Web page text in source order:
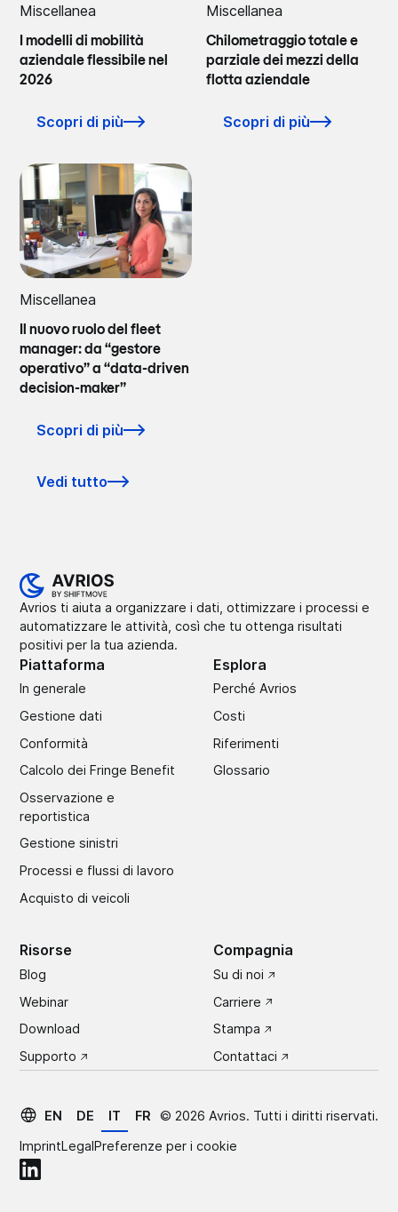
Miscellanea
I modelli di mobilità
aziendale flessibile nel
2026
Scopri di più
Miscellanea
Chilometraggio totale e
parziale dei mezzi della
flotta aziendale
Scopri di più
Miscellanea
Il nuovo ruolo del fleet
manager: da “gestore
operativo” a “data-driven
decision-maker”
Scopri di più
Vedi tutto
Avrios ti aiuta a organizzare i dati, ottimizzare i processi e
automatizzare le attività, così che tu ottenga risultati
positivi per la tua azienda.
Piattaforma
In generale
Gestione dati
Conformità
Calcolo dei Fringe Benefit
Osservazione e
reportistica
Gestione sinistri
Processi e flussi di lavoro
Acquisto di veicoli
Esplora
Perché Avrios
Costi
Riferimenti
Glossario
Risorse
Blog
Webinar
Download
Supporto
Compagnia
Su di noi
Carriere
Stampa
Contattaci
EN DE IT FR © 2026 Avrios. Tutti i diritti riservati.
ImprintLegalPreferenze per i cookie